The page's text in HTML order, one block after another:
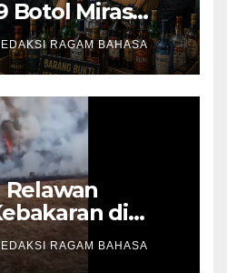
Botol Miras
Lokasi dalam
Masyarakat
RAGAM BAHASA
di
RAGAM BAHASA